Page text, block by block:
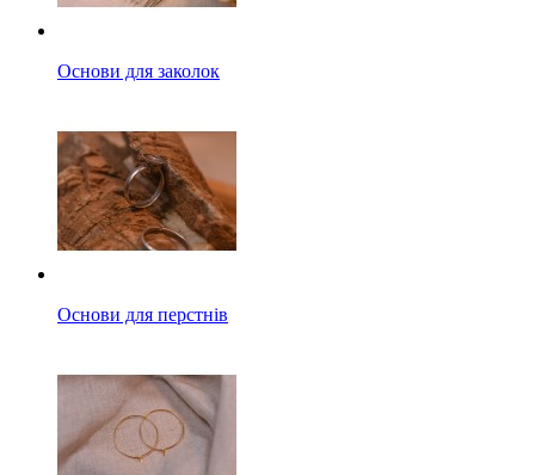
Основи для заколок
Основи для перстнів